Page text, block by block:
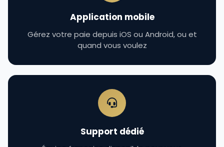
Application mobile
Gérez votre paie depuis iOS ou Android, ou et
quand vous voulez
Support dédié